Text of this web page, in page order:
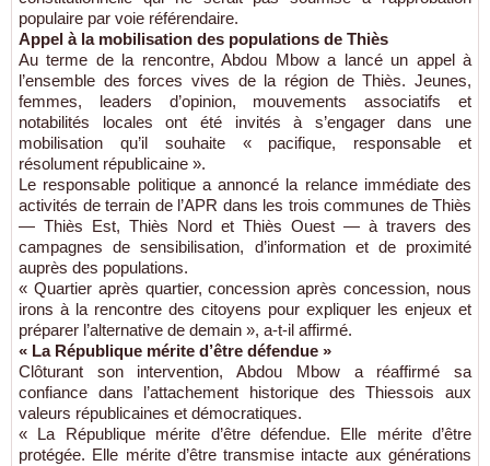
populaire par voie référendaire.
Appel à la mobilisation des populations de Thiès
Au terme de la rencontre, Abdou Mbow a lancé un appel à
l’ensemble des forces vives de la région de Thiès. Jeunes,
femmes, leaders d’opinion, mouvements associatifs et
notabilités locales ont été invités à s’engager dans une
mobilisation qu’il souhaite « pacifique, responsable et
résolument républicaine ».
Le responsable politique a annoncé la relance immédiate des
activités de terrain de l’APR dans les trois communes de Thiès
— Thiès Est, Thiès Nord et Thiès Ouest — à travers des
campagnes de sensibilisation, d’information et de proximité
auprès des populations.
« Quartier après quartier, concession après concession, nous
irons à la rencontre des citoyens pour expliquer les enjeux et
préparer l’alternative de demain », a-t-il affirmé.
« La République mérite d’être défendue »
Clôturant son intervention, Abdou Mbow a réaffirmé sa
confiance dans l’attachement historique des Thiessois aux
valeurs républicaines et démocratiques.
« La République mérite d’être défendue. Elle mérite d’être
protégée. Elle mérite d’être transmise intacte aux générations